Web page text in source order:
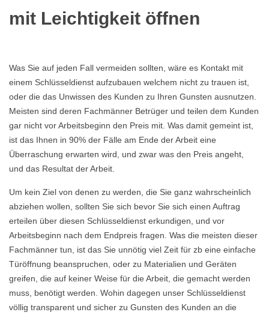
mit Leichtigkeit öffnen
Was Sie auf jeden Fall vermeiden sollten, wäre es Kontakt mit
einem Schlüsseldienst aufzubauen welchem nicht zu trauen ist,
oder die das Unwissen des Kunden zu Ihren Gunsten ausnutzen.
Meisten sind deren Fachmänner Betrüger und teilen dem Kunden
gar nicht vor Arbeitsbeginn den Preis mit. Was damit gemeint ist,
ist das Ihnen in 90% der Fälle am Ende der Arbeit eine
Überraschung erwarten wird, und zwar was den Preis angeht,
und das Resultat der Arbeit.
Um kein Ziel von denen zu werden, die Sie ganz wahrscheinlich
abziehen wollen, sollten Sie sich bevor Sie sich einen Auftrag
erteilen über diesen Schlüsseldienst erkundigen, und vor
Arbeitsbeginn nach dem Endpreis fragen. Was die meisten dieser
Fachmänner tun, ist das Sie unnötig viel Zeit für zb eine einfache
Türöffnung beanspruchen, oder zu Materialien und Geräten
greifen, die auf keiner Weise für die Arbeit, die gemacht werden
muss, benötigt werden. Wohin dagegen unser Schlüsseldienst
völlig transparent und sicher zu Gunsten des Kunden an die